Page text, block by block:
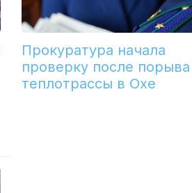
Прокуратура начала
проверку после порыва
теплотрассы в Охе